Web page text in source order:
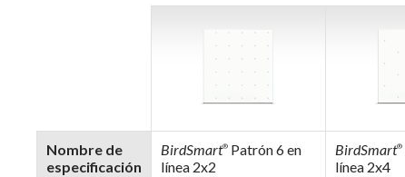
Nombre de
especificación
BirdSmart® Patrón 6 en
línea 2x2
BirdSmart®
línea 2x4